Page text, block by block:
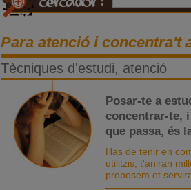
Para atenció i concentra't
Tècniques d'estudi, atenció
Posar-te a
concentrar-te,
que passa, és
Has de tenir en
utilitzis, t'aniran
proposem et